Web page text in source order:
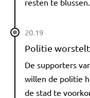
resten te blussen.
20.19
Politie worstelt
De supporters
willen de politie
de stad te